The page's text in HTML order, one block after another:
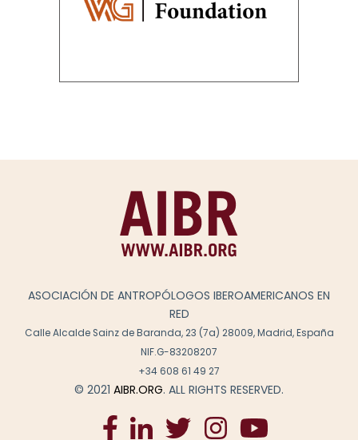
ASOCIACIÓN DE ANTROPÓLOGOS IBEROAMERICANOS EN
RED
Calle Alcalde Sainz de Baranda, 23 (7a) 28009, Madrid, España
NIF.G-83208207
+34 608 61 49 27
© 2021 AIBR.ORG. ALL RIGHTS RESERVED.